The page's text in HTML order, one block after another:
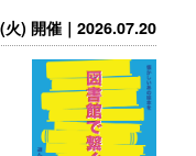
火) 開催｜2026.07.20